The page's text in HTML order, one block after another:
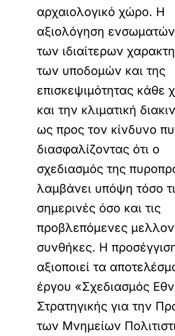
αρχαιολογικό χώρο. Η
αξιολόγηση
των ιδιαίτερων
των υποδομών και της
επισκεψιμότητας κάθε
και την κλιματική
ως προς τον κίνδυνο
διασφαλίζοντας ότι ο
σχεδιασμός της
λαμβάνει υπόψη τόσο
σημερινές όσο και τις
προβλεπόμενες
συνθήκες. Η
αξιοποιεί τα
έργου «Σχεδιασμός
Στρατηγικής για την
των Μνημείων